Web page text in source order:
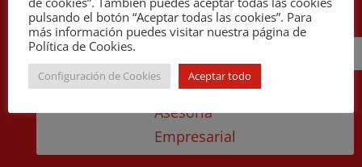
Asesoría
Empresarial
pulsando el botón “Aceptar todas las cookies”. Para
más información puedes visitar nuestra página de
Política de Cookies.
Configuración de Cookies Aceptar todo